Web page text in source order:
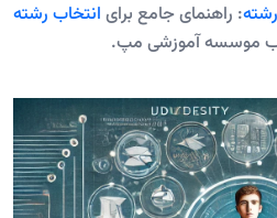
: راهنمای جامع برای انتخاب رشته
موسسه آموزشی مپ.